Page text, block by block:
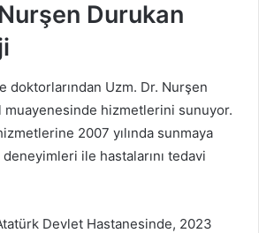
Durukan
doktorlarından Uzm. Dr. Nurşen
muayenesinde hizmetlerini sunuyor.
2007 yılında sunmaya
deneyimleri ile hastalarını tedavi
Devlet Hastanesinde, 2023